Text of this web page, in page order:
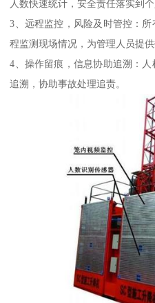
人数快速统计，安全责任落实到个
3、远程监控，风险及时管控：
程监测现场情况，为管理人员提供
4、操作留痕，信息协助追溯：
追溯，协助事故处理追责。